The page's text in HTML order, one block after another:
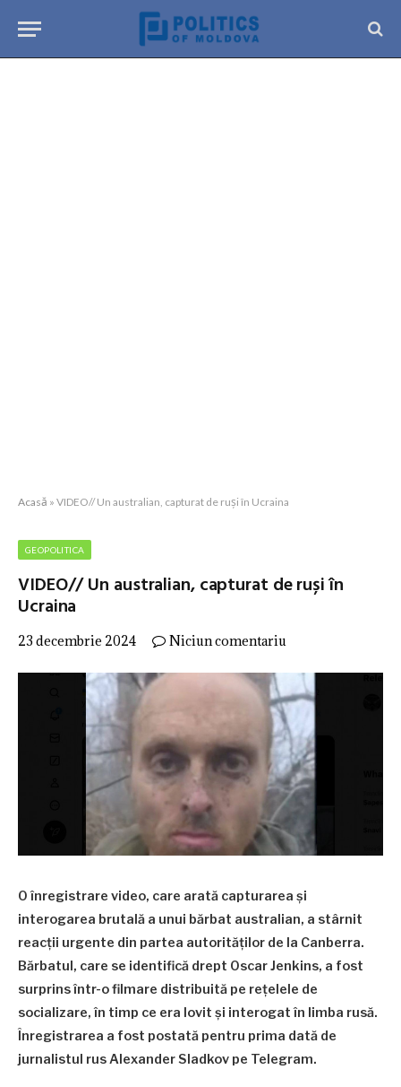
Acasă » VIDEO// Un australian, capturat de ruși în Ucraina
GEOPOLITICA
VIDEO// Un australian, capturat de ruși în
Ucraina
23 decembrie 2024 Niciun comentariu
O înregistrare video, care arată capturarea și
interogarea brutală a unui bărbat australian, a stârnit
reacții urgente din partea autorităților de la Canberra.
Bărbatul, care se identifică drept Oscar Jenkins, a fost
surprins într-o filmare distribuită pe rețelele de
socializare, în timp ce era lovit și interogat în limba rusă.
Înregistrarea a fost postată pentru prima dată de
jurnalistul rus Alexander Sladkov pe Telegram.